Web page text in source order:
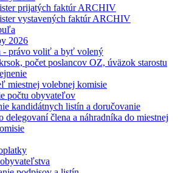
prijatých faktúr ARCHIV
vystavených faktúr ARCHIV
2026
- právo voliť a byť volený
počet poslancov OZ, úväzok starostu
miestnej volebnej komisie
počtu obyvateľov
kandidátnych listín a doručovanie
delegovaní člena a náhradníka do miestnej